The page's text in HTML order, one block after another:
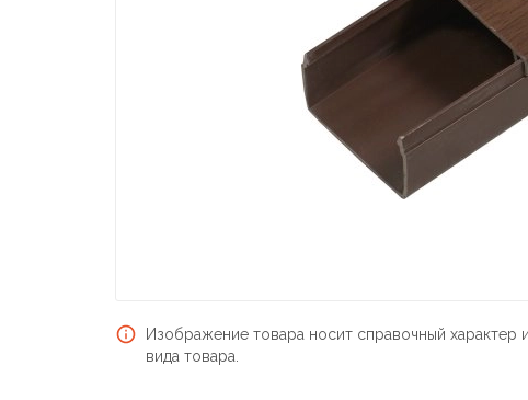
Изображение товара носит справочный характер
вида товара.